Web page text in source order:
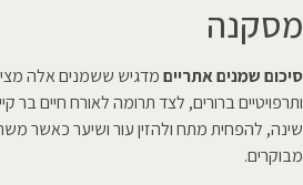
מסקנה
סיכום שמנים אתרייםמדגיש ששמנים אלה
ותרפויטיים ברורים, לצד תרומה לאורח חיים בר
שינה, להפחית מתח ולהזין עור ושיער כאשר
מבוקרים.